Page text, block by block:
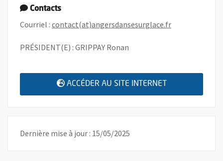
Contacts
Courriel : contact(at)angersdansesurglace.fr, Ouvre une
PRÉSIDENT(E) : GRIPPAY Ronan
ACCÉDER AU SITE INTERNET , OUVRE UNE
Dernière mise à jour : 15/05/2025